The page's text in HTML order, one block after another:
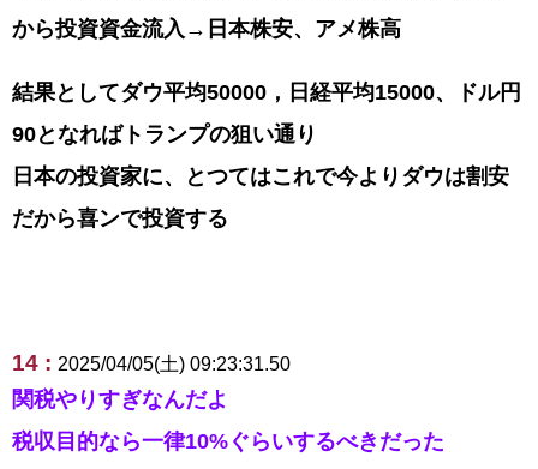
から投資資金流入→日本株安、アメ株高
結果としてダウ平均50000，日経平均15000、ドル円
90となればトランプの狙い通り
日本の投資家に、とつてはこれで今よりダウは割安
だから喜ンで投資する
14 : 2025/04/05(土) 09:23:31.50
関税やりすぎなんだよ
税収目的なら一律10%ぐらいするべきだった